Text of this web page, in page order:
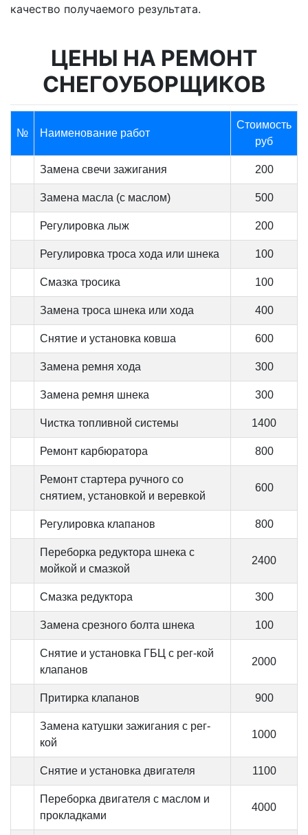
качество получаемого результата.
ЦЕНЫ НА РЕМОНТ
СНЕГОУБОРЩИКОВ
№ Наименование работ
Стоимость
руб
Замена свечи зажигания 200
Замена масла (с маслом) 500
Регулировка лыж 200
Регулировка троса хода или шнека 100
Смазка тросика 100
Замена троса шнека или хода 400
Снятие и установка ковша 600
Замена ремня хода 300
Замена ремня шнека 300
Чистка топливной системы 1400
Ремонт карбюратора 800
Ремонт стартера ручного со
снятием, установкой и веревкой
600
Регулировка клапанов 800
Переборка редуктора шнека с
мойкой и смазкой
2400
Смазка редуктора 300
Замена срезного болта шнека 100
Снятие и установка ГБЦ с рег-кой
клапанов
2000
Притирка клапанов 900
Замена катушки зажигания с рег-
кой
1000
Снятие и установка двигателя 1100
Переборка двигателя с маслом и
прокладками
4000